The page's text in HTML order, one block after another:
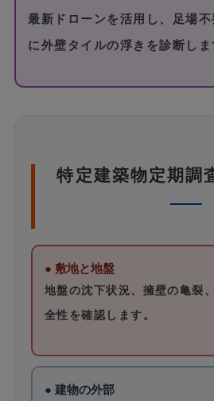
最新ドローンを活用し、足場
に外壁タイルの浮きを診断しま
特定建築物定期調
● 敷地と地盤
地盤の沈下状況、擁壁の亀裂
全性を確認します。
● 建物の外部